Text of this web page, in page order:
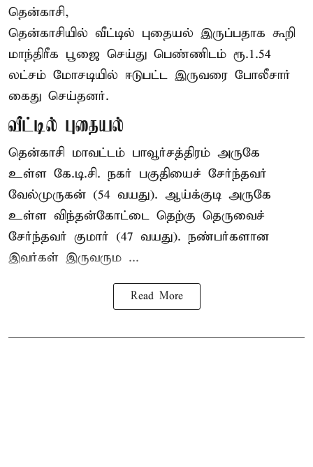
தென்காசி,
தென்காசியில் வீட்டில் புதையல் இருப்பதாக கூறி
மாந்திரீக பூஜை செய்து பெண்ணிடம் ரூ.1.54
லட்சம் மோசடியில் ஈடுபட்ட இருவரை போலீசார்
கைது செய்தனர்.
வீட்டில் புதையல்
தென்காசி மாவட்டம் பாவூர்சத்திரம் அருகே
உள்ள கே.டி.சி. நகர் பகுதியைச் சேர்ந்தவர்
வேல்முருகன் (54 வயது). ஆய்க்குடி அருகே
உள்ள விந்தன்கோட்டை தெற்கு தெருவைச்
சேர்ந்தவர் குமார் (47 வயது). நண்பர்களான
இவர்கள் இருவரும ...
Read More